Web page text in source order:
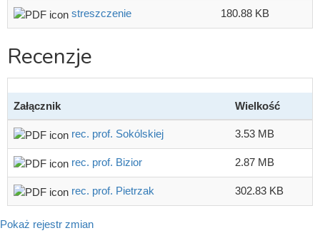
streszczenie 180.88 KB
Recenzje
Załącznik Wielkość
rec. prof. Sokólskiej 3.53 MB
rec. prof. Bizior 2.87 MB
rec. prof. Pietrzak 302.83 KB
Pokaż rejestr zmian